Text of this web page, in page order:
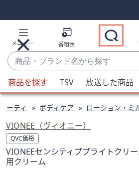
Links
Links2
メニュー 番組表
商
品・
ブ
ラ
ン
名
か
ら
探
候
補
利
用
可
能
な
商品を探す TSV 放送した商品
ーティ ボディケア ローション・ミ
VIONEE（ヴィオニー）
QVC価格
VIONEEセンシティブブライトクリ
用クリーム